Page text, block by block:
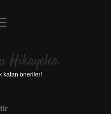
Uyarı
Hikayeler
katan öneriler!